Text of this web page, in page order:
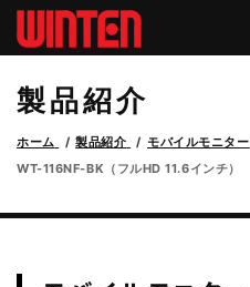
製品紹介
ホーム 製品紹介
モバイルモニター
WT-116NF-BK（フルHD 11.6インチ）